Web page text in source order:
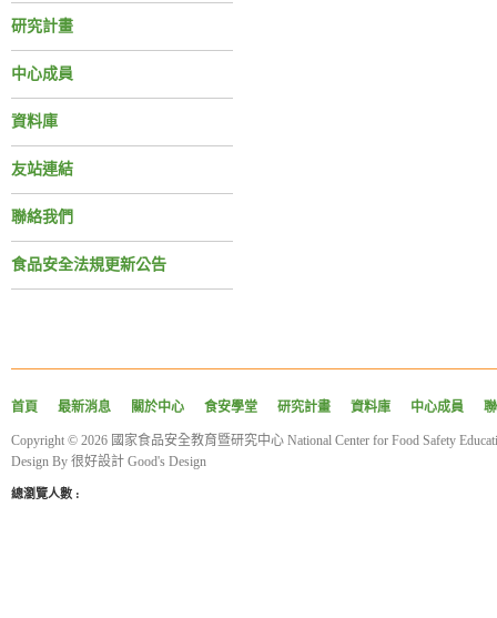
研究計畫
中心成員
資料庫
友站連結
聯絡我們
食品安全法規更新公告
首頁 最新消息 關於中心 食安學堂 研究計畫 資料庫 中心成員
Copyright © 2026 國家食品安全教育暨研究中心 National Center for Food Safety
Design By 很好設計 Good's Design
總瀏覽人數 :